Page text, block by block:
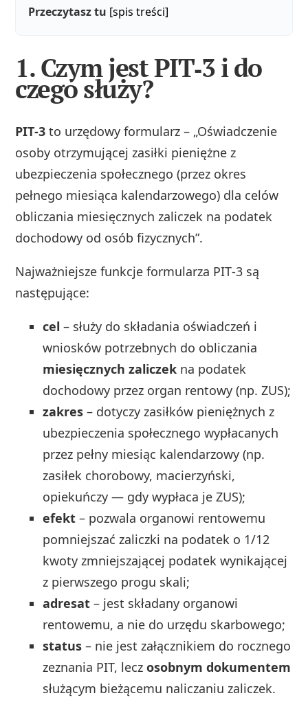
Przeczytasz tu [spis treści]
1. Czym jest PIT‑3 i do
czego służy?
PIT‑3 to urzędowy formularz – „Oświadczenie
osoby otrzymującej zasiłki pieniężne z
ubezpieczenia społecznego (przez okres
pełnego miesiąca kalendarzowego) dla celów
obliczania miesięcznych zaliczek na podatek
dochodowy od osób fizycznych”.
Najważniejsze funkcje formularza PIT‑3 są
następujące:
cel – służy do składania oświadczeń i
wniosków potrzebnych do obliczania
miesięcznych zaliczek na podatek
dochodowy przez organ rentowy (np. ZUS);
zakres – dotyczy zasiłków pieniężnych z
ubezpieczenia społecznego wypłacanych
przez pełny miesiąc kalendarzowy (np.
zasiłek chorobowy, macierzyński,
opiekuńczy — gdy wypłaca je ZUS);
efekt – pozwala organowi rentowemu
pomniejszać zaliczki na podatek o 1/12
kwoty zmniejszającej podatek wynikającej
z pierwszego progu skali;
adresat – jest składany organowi
rentowemu, a nie do urzędu skarbowego;
status – nie jest załącznikiem do rocznego
zeznania PIT, leczosobnym dokumentem
służącym bieżącemu naliczaniu zaliczek.